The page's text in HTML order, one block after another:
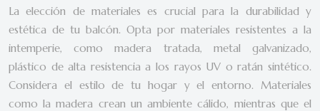
La elección de materiales es crucial para la durabilidad y
estética de tu balcón. Opta por materiales resistentes a la
intemperie, como madera tratada, metal galvanizado,
plástico de alta resistencia a los rayos UV o ratán sintético.
Considera el estilo de tu hogar y el entorno. Materiales
como la madera crean un ambiente cálido, mientras que el